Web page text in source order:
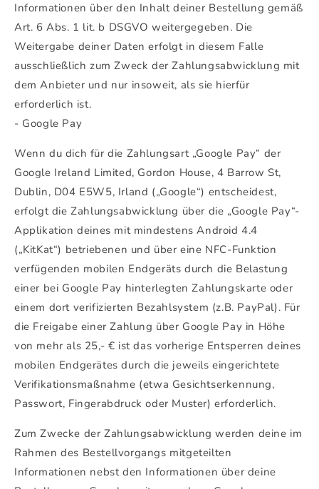
Informationen über den Inhalt deiner Bestellung gemäß
Art. 6 Abs. 1 lit. b DSGVO weitergegeben. Die
Weitergabe deiner Daten erfolgt in diesem Falle
ausschließlich zum Zweck der Zahlungsabwicklung mit
dem Anbieter und nur insoweit, als sie hierfür
erforderlich ist.
- Google Pay
Wenn du dich für die Zahlungsart „Google Pay“ der
Google Ireland Limited, Gordon House, 4 Barrow St,
Dublin, D04 E5W5, Irland („Google“) entscheidest,
erfolgt die Zahlungsabwicklung über die „Google Pay“-
Applikation deines mit mindestens Android 4.4
(„KitKat“) betriebenen und über eine NFC-Funktion
verfügenden mobilen Endgeräts durch die Belastung
einer bei Google Pay hinterlegten Zahlungskarte oder
einem dort verifizierten Bezahlsystem (z.B. PayPal). Für
die Freigabe einer Zahlung über Google Pay in Höhe
von mehr als 25,- € ist das vorherige Entsperren deines
mobilen Endgerätes durch die jeweils eingerichtete
Verifikationsmaßnahme (etwa Gesichtserkennung,
Passwort, Fingerabdruck oder Muster) erforderlich.
Zum Zwecke der Zahlungsabwicklung werden deine im
Rahmen des Bestellvorgangs mitgeteilten
Informationen nebst den Informationen über deine